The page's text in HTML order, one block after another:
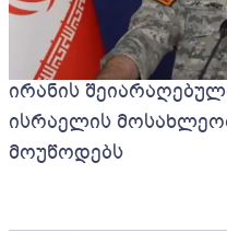
ირანის
ისრაელის
მოუწოდებს